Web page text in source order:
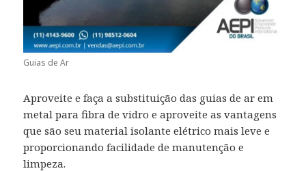
Guias de Ar
Aproveite e faça a substituição das guias de ar em
metal para fibra de vidro e aproveite as vantagens
que são seu material isolante elétrico mais leve e
proporcionando facilidade de manutenção e
limpeza.